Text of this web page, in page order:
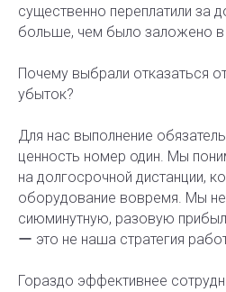
существенно переплатили за
больше, чем было заложено в
Почему выбрали отказаться
убыток?
Для нас выполнение
ценность номер один. Мы
на долгосрочной дистанции,
оборудование вовремя. Мы
сиюминутную, разовую
ー это не наша стратегия
Гораздо эффективнее